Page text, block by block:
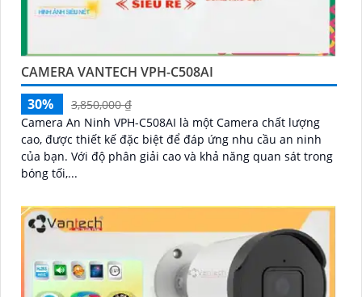
CAMERA VANTECH VPH-C508AI
30%
3,850,000 ₫
Camera An Ninh VPH-C508AI là một Camera chất lượng
cao, được thiết kế đặc biệt để đáp ứng nhu cầu an ninh
của bạn. Với độ phân giải cao và khả năng quan sát trong
bóng tối,...